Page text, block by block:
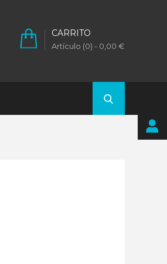
CARRITO
Artículo (0) - 0,00 €